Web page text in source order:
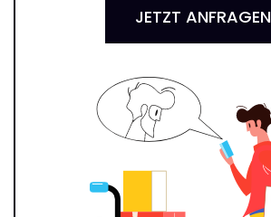
JETZT ANFRAGEN